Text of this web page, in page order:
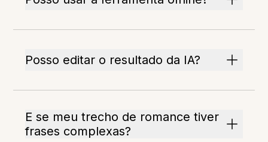
Posso editar o resultado da IA?
E se meu trecho de romance tiver
frases complexas?